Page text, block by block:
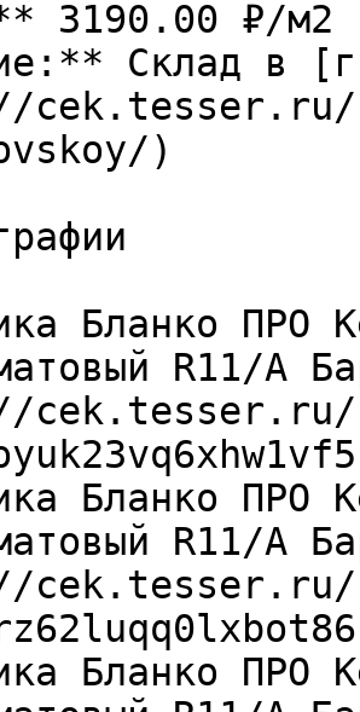
3190.00 ₽/м2
Склад в
)
Бланко ПРО
R11/A
Бланко ПРО
R11/A
Бланко ПРО